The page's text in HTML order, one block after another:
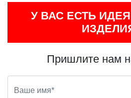
У ВАС ЕСТЬ
Пришлите нам